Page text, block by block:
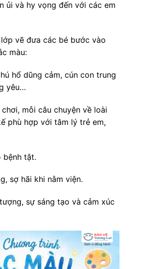
ủi và hy vọng đến với các em
vẽ đưa các bé bước vào
màu:
hổ dũng cảm, cún con trung
yêu…
mỗi câu chuyện về loài
phù hợp với tâm lý trẻ em,
bệnh tật.
sợ hãi khi nằm viện.
sự sáng tạo và cảm xúc